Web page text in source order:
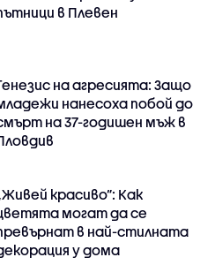
в Плевен
на агресията: Защо
нанесоха побой до
на 37-годишен мъж в
красиво”: Как
могат да се
в най-стилната
у дома